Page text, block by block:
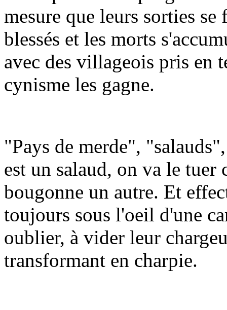
mesure que leurs sorties
blessés et les morts
avec des villageois pris en
cynisme les gagne.
"Pays de merde",
est un salaud, on va le
bougonne un autre. Et
toujours sous l'oeil d'une
oublier, à vider leur
transformant en charpie.